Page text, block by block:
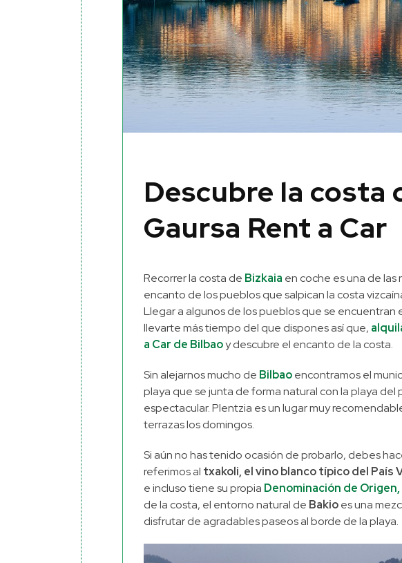
Descubre la costa
Gaursa Rent a Car
Recorrer la costa de Bizkaia en coche es una de las
encanto de los pueblos que salpican la costa
Llegar a algunos de los pueblos que se
llevarte más tiempo del que dispones así que,
a Car de Bilbaoy descubre el encanto de la costa.
Sin alejarnos mucho de Bilbaoencontramos el
playa que se junta de forma natural con la playa del
espectacular. Plentzia es un lugar muy
terrazas los domingos.
Si aún no has tenido ocasión de probarlo, debes
referimos al txakoli, el vino blanco típico del País
e incluso tiene su propia Denominación de
de la costa, el entorno natural de Bakioes una
disfrutar de agradables paseos al borde de la playa.